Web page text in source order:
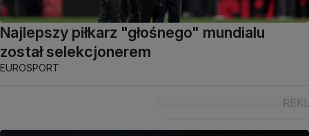
Najlepszy piłkarz "głośnego" mundialu
został selekcjonerem
EUROSPORT